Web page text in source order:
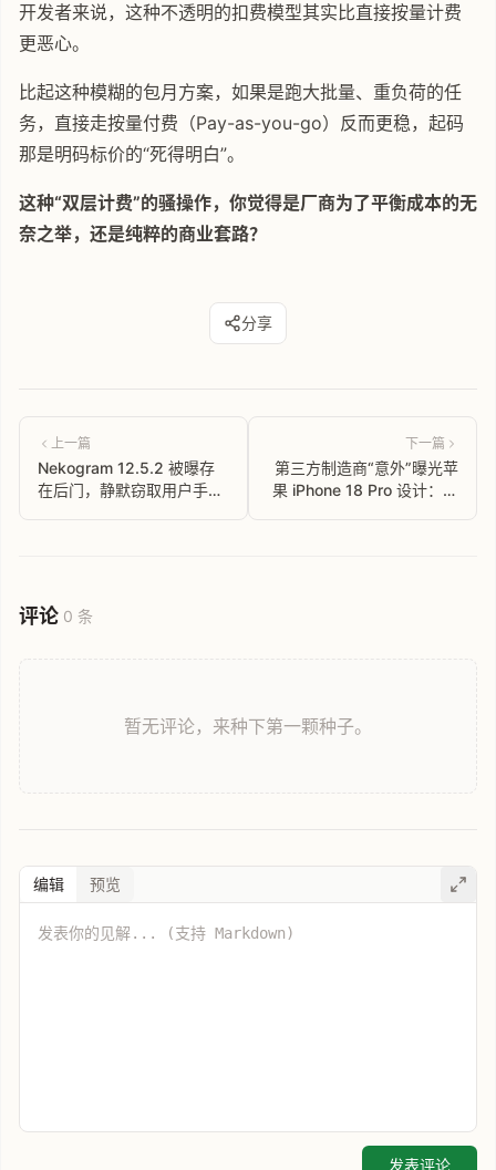
开发者来说，这种不透明的扣费模型其实比直接按量计费
更恶心。
比起这种模糊的包月方案，如果是跑大批量、重负荷的任
务，直接走按量付费（Pay-as-you-go）反而更稳，起码
那是明码标价的“死得明白”。
这种“双层计费”的骚操作，你觉得是厂商为了平衡成本的无
奈之举，还是纯粹的商业套路？
分享
上一篇
Nekogram 12.5.2 被曝存
在后门，静默窃取用户手机
下一篇
第三方制造商“意外”曝光苹
果 iPhone 18 Pro 设计：灵
评论 0 条
暂无评论，来种下第一颗种子。
编辑 预览
发表评论